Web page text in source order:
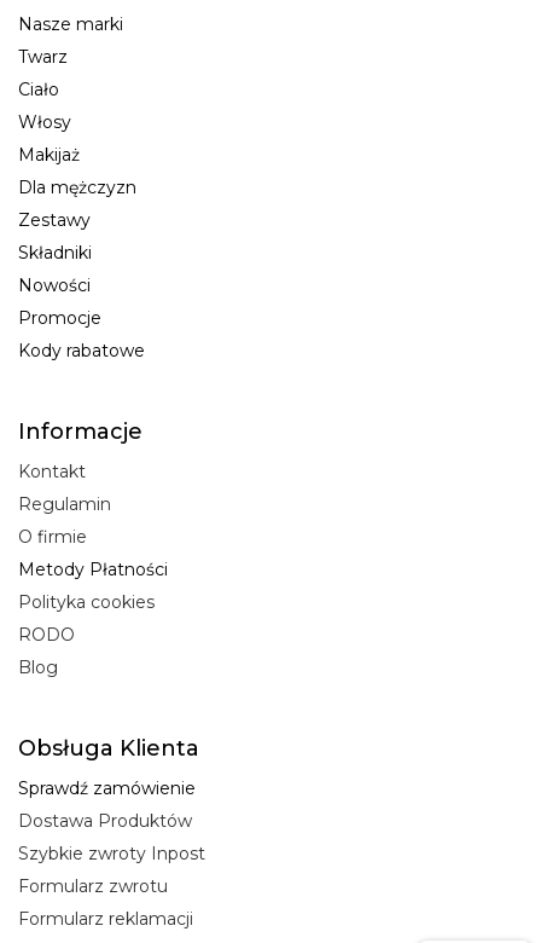
Nasze marki
Twarz
Ciało
Włosy
Makijaż
Dla mężczyzn
Zestawy
Składniki
Nowości
Promocje
Kody rabatowe
Informacje
Kontakt
Regulamin
O firmie
Metody Płatności
Polityka cookies
RODO
Blog
Obsługa Klienta
Sprawdź zamówienie
Dostawa Produktów
Szybkie zwroty Inpost
Formularz zwrotu
Formularz reklamacji